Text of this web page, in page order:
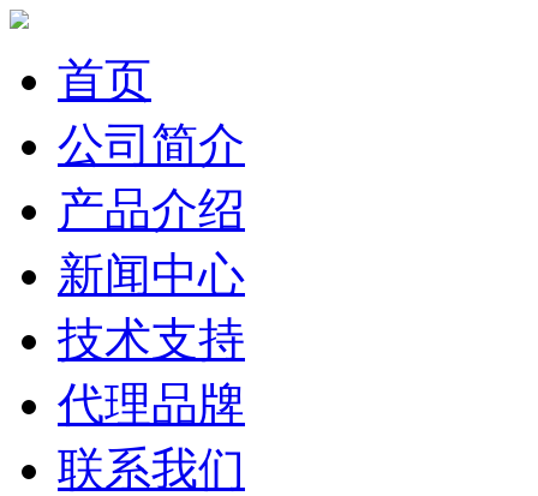
首页
公司简介
产品介绍
新闻中心
技术支持
代理品牌
联系我们